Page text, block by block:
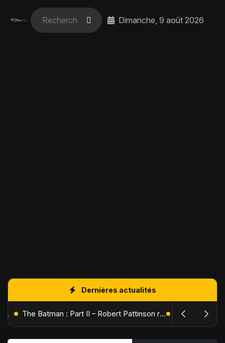
Dimanche, 9 août 2026
Dernières actualités
L'Âge de Glace : Le Réveil du Volcan – Manny, Sid et Diego de retour pour une aventure explosive The Batman : Part II – Robert Pattinson replonge dans les ténèbres de Gotham dès octobre 2027